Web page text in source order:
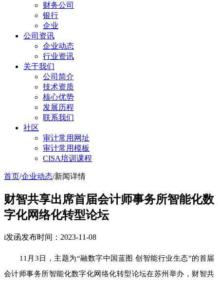
财务公司
银行
企业
公司资讯
企业动态
行业资讯
关于我们
公司简介
技术资质
核心优势
发展历程
联系我们
社区
审计常用网址
审计常用模板
CISA培训课程
首页/企业动态/新闻详情
财智共享出席首届会计师事务所智能化数
字化网络化转型论坛
i发函发布时间：2023-11-08
11月3日，主题为“融数字中国蓝图 创智能行业生态”的首届
会计师事务所智能化数字化网络化转型论坛在苏州举办，财智共